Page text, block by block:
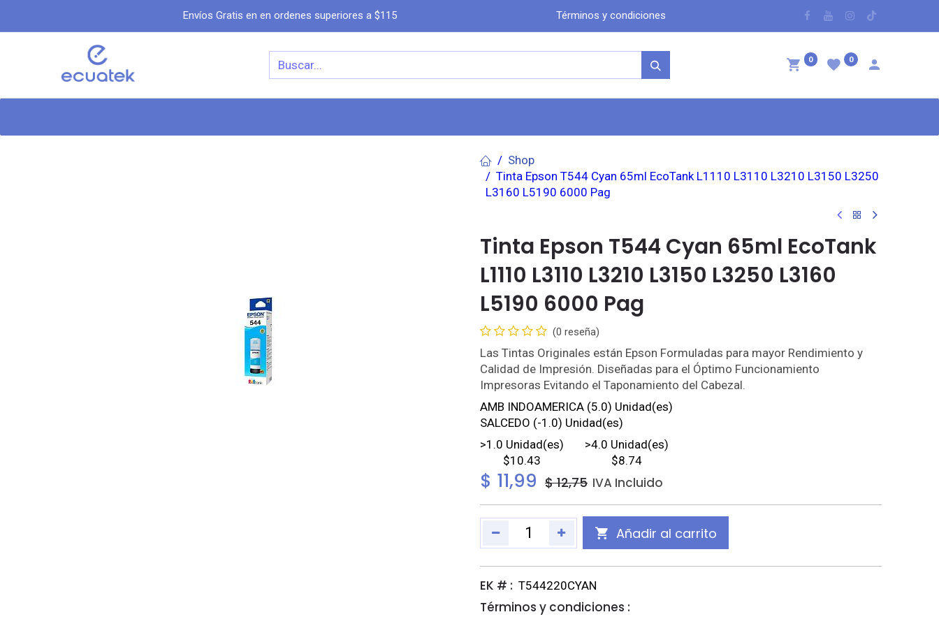
Envíos Gratis en en ordenes superiores a $115 Términos y condicio​nes
0 0
Shop
Tinta Epson T544 Cyan 65ml EcoTank L1110 L3110 L3210 L3150 L3250
L3160 L5190 6000 Pag
Tinta Epson T544 Cyan 65ml EcoTank
L1110 L3110 L3210 L3150 L3250 L3160
L5190 6000 Pag
(0 reseña)
Las Tintas Originales están Epson Formuladas para mayor Rendimiento y
Calidad de Impresión. Diseñadas para el Óptimo Funcionamiento
Impresoras Evitando el Taponamiento del Cabezal.
AMB INDOAMERICA (5.0) Unidad(es)
SALCEDO (-1.0) Unidad(es)
>1.0 Unidad(es)
$10.43
>4.0 Unidad(es)
$8.74
$ 11,99 $12,75 IVA Incluido
Añadir al carrito
EK # : T544220CYAN
Términos y condiciones :